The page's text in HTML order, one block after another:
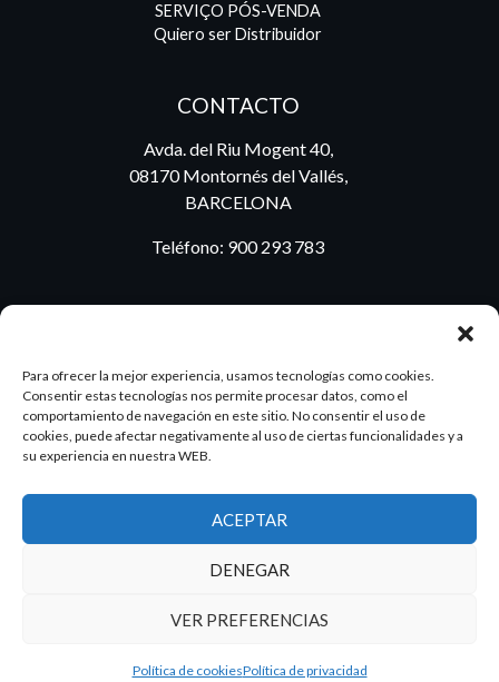
Para ofrecer la mejor experiencia, usamos tecnologías como cookies.
Consentir estas tecnologías nos permite procesar datos, como el
comportamiento de navegación en este sitio. No consentir el uso de
cookies, puede afectar negativamente al uso de ciertas funcionalidades y a
su experiencia en nuestra WEB.
ACEPTAR
DENEGAR
VER PREFERENCIAS
Política de cookiesPolítica de privacidad
SERVIÇO PÓS-VENDA
Quiero ser Distribuidor
CONTACTO
Avda. del Riu Mogent 40,
08170 Montornés del Vallés,
BARCELONA
Teléfono: 900 293 783
2026 Dake. Todos los derechos reservados.